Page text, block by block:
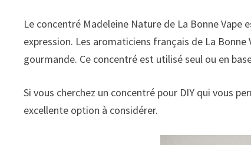
Le concentré Madeleine Nature de La Bonne
expression. Les aromaticiens français de La
gourmande. Ce concentré est utilisé seul ou en
Si vous cherchez un concentré pour DIY qui vous
excellente option à considérer.